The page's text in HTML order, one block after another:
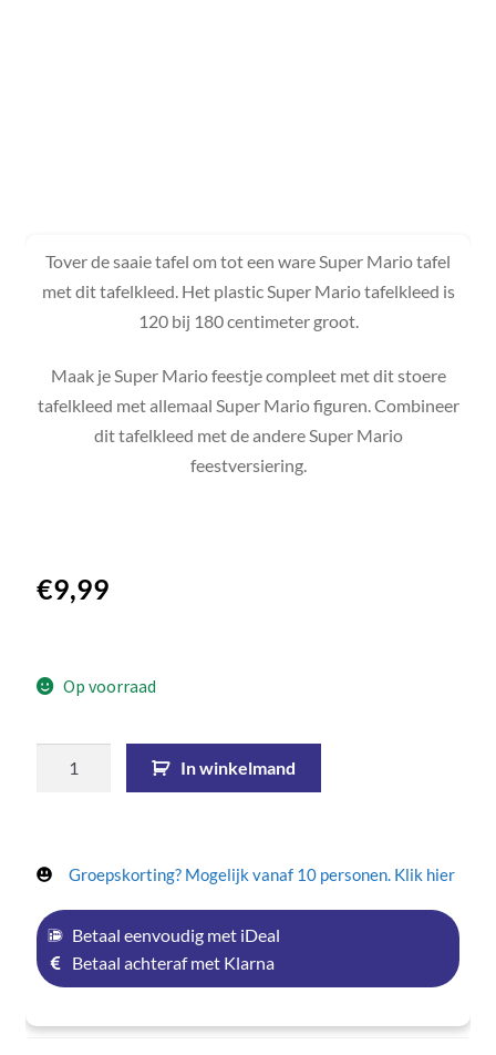
Tover de saaie tafel om tot een ware Super Mario tafel
met dit tafelkleed. Het plastic Super Mario tafelkleed is
120 bij 180 centimeter groot.
Maak je Super Mario feestje compleet met dit stoere
tafelkleed met allemaal Super Mario figuren. Combineer
dit tafelkleed met de andere Super Mario
feestversiering.
€9,99
Op voorraad
In winkelmand
Groepskorting? Mogelijk vanaf 10 personen. Klik hier
Betaal eenvoudig met iDeal
Betaal achteraf met Klarna